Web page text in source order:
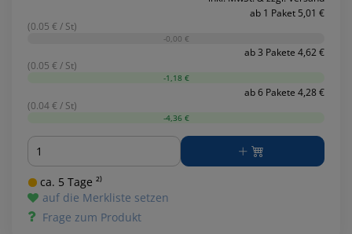
ab 1 Paket 5,01 €
(0.05 € / St)
-0,00 €
ab 3 Pakete 4,62 €
(0.05 € / St)
-1,18 €
ab 6 Pakete 4,28 €
(0.04 € / St)
-4,36 €
Menge
ca. 5 Tage ²⁾
auf die Merkliste setzen
Frage zum Produkt